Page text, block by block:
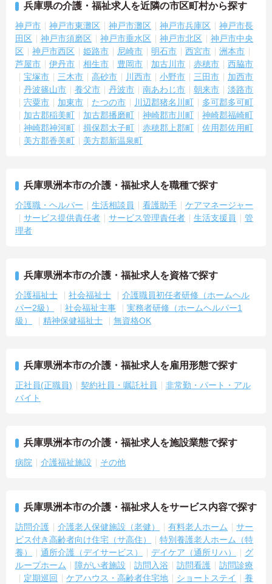
兵庫県の介護・福祉求人を近隣の市区町村から探す
神戸市 神戸市東灘区 神戸市灘区 神戸市兵庫区
神戸市長
田区
神戸市須磨区 神戸市垂水区 神戸市北区
神戸市中央
区
神戸市西区 姫路市 尼崎市 明石市 西宮市
洲本市
芦屋市
伊丹市 相生市 豊岡市 加古川市 赤穂市
西脇市
宝塚市
三木市 高砂市 川西市 小野市 三田市
加西市
丹波篠山市
養父市 丹波市 南あわじ市 朝来市
淡路市
宍粟市
加東市 たつの市 川辺郡猪名川町
多可郡多可町
加古郡稲美町
加古郡播磨町 神崎郡市川町
神崎郡福崎町
神崎郡神河町
揖保郡太子町 赤穂郡上郡町
佐用郡佐用町
美方郡香美町
美方郡新温泉町
兵庫県洲本市の介護・福祉求人を職種で探す
介護職・ヘルパー 生活相談員 看護助手
ケアマネージャー
サービス提供責任者
サービス管理責任者 生活支援員
管
理者
兵庫県洲本市の介護・福祉求人を資格で探す
介護福祉士 社会福祉士
介護職員初任者研修（ホームヘル
パー2級）
社会福祉主事
実務者研修（ホームヘルパー1
級）
精神保健福祉士 無資格OK
兵庫県洲本市の介護・福祉求人を雇用形態で探す
正社員(正職員) 契約社員・嘱託社員
非常勤・パート・アル
バイト
兵庫県洲本市の介護・福祉求人を施設業態で探す
病院 介護福祉施設 その他
兵庫県洲本市の介護・福祉求人をサービス内容で探す
訪問介護 介護老人保健施設（老健） 有料老人ホーム
サー
ビス付き高齢者向け住宅（サ高住）
特別養護老人ホーム（特
養）
通所介護（デイサービス） デイケア（通所リハ）
グ
ループホーム
障がい者施設 訪問入浴 訪問看護
訪問診療
定期巡回
ケアハウス・高齢者住宅地 ショートステイ
養